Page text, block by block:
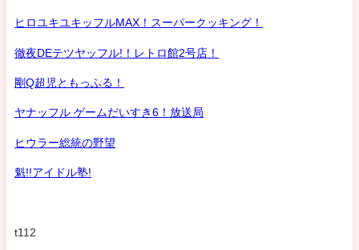
ヒロユキユキッフルMAX！スーパークッキング！
徹夜DEテツヤッフル!！レトロ館2号店！
剛Q超児ともっふる！
ヤナッフル ゲームだいすき6！放送局
ヒウラー総統の野望
魁!!アイドル塾!
t112